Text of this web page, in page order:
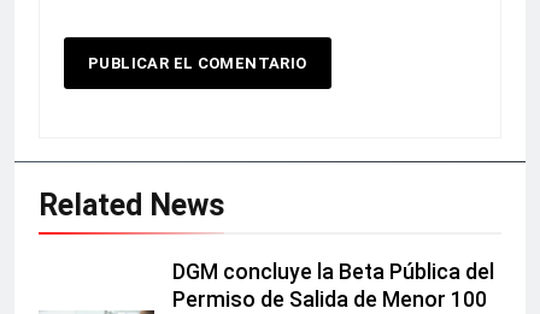
Related News
DGM concluye la Beta Pública del
Permiso de Salida de Menor 100